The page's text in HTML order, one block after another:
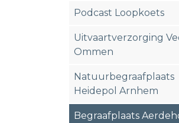
Podcast Loopkoets
Uitvaartverzorging
Ommen
Natuurbegraafplaats
Heidepol Arnhem
Begraafplaats